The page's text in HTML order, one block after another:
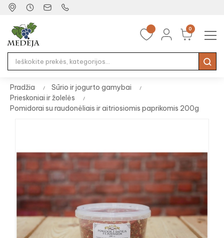
0
☰
Pradžia
Sūrio ir jogurto gamybai
Prieskoniai ir žolelės
Pomidorai su raudonėliais ir aitriosiomis paprikomis 200g